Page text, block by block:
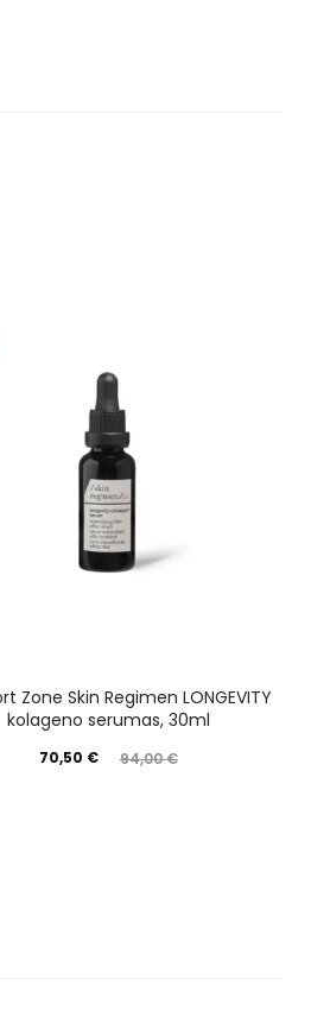
Zone Skin Regimen LONGEVITY
kolageno serumas, 30ml
94,00€
70,50 €